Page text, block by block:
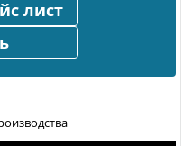
лист